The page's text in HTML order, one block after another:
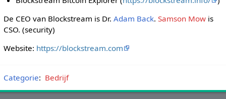
De CEO van Blockstream is Dr. Adam Back. Samson Mowis
CSO. (security)
Website: https://blockstream.com
Categorie: Bedrijf